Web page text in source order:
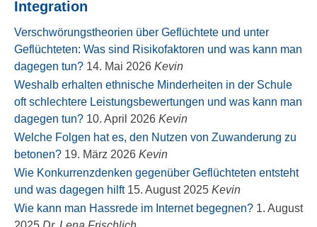
Integration
Verschwörungstheorien über Geflüchtete und unter
Geflüchteten: Was sind Risikofaktoren und was kann man
dagegen tun? 14. Mai 2026 Kevin
Weshalb erhalten ethnische Minderheiten in der Schule
oft schlechtere Leistungsbewertungen und was kann man
dagegen tun? 10. April 2026 Kevin
Welche Folgen hat es, den Nutzen von Zuwanderung zu
betonen? 19. März 2026 Kevin
Wie Konkurrenzdenken gegenüber Geflüchteten entsteht
und was dagegen hilft 15. August 2025 Kevin
Wie kann man Hassrede im Internet begegnen? 1. August